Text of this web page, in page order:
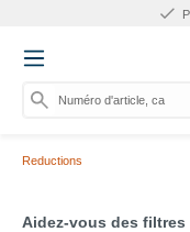
Numéro d'article,
Reductions
Aidez-vous des